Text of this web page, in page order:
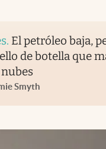
. El petróleo baja,
de botella que
Smyth